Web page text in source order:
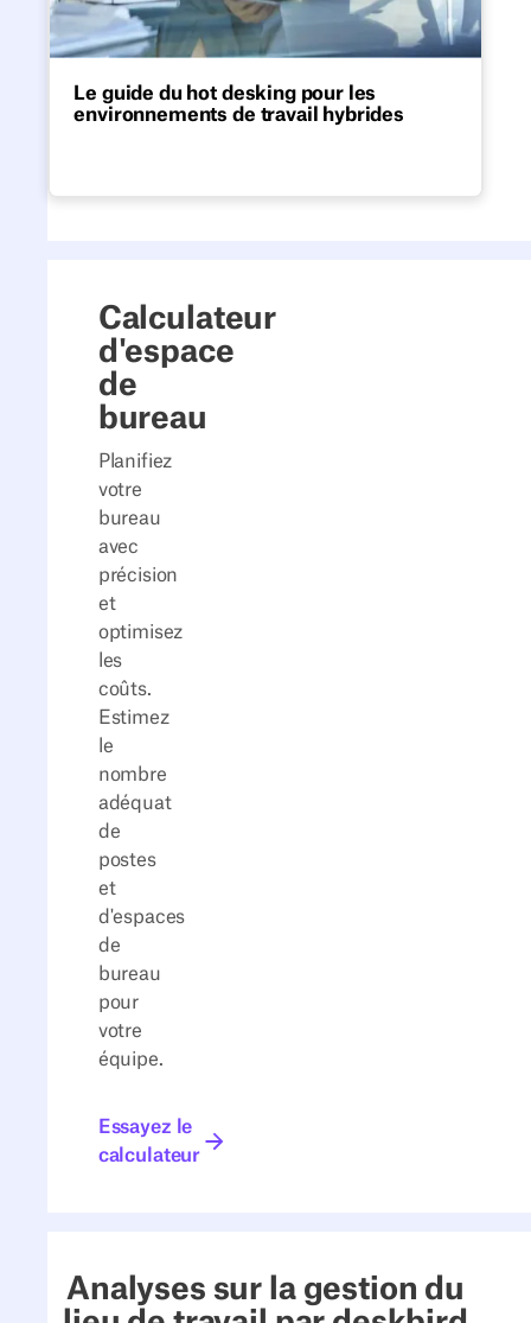
Le guide du hot desking pour les
environnements de travail hybrides
aménagement de l'espace, politiques,
Calculateur
d'espace
de
bureau
Planifiez
votre
bureau
avec
précision
et
optimisez
les
coûts.
Estimez
le
nombre
adéquat
de
postes
et
d'espaces
de
bureau
pour
votre
équipe.
Essayez le calculateur
Essayez le
calculateur
Analyses sur la gestion du